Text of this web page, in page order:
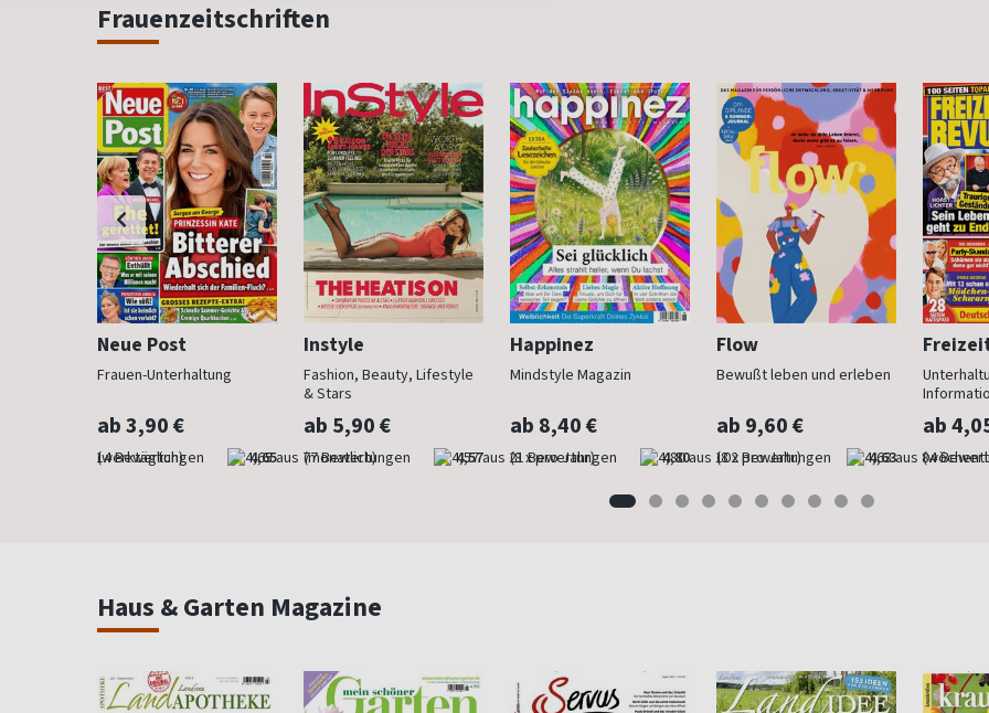
Frauenzeitschriften
Neue Post
Frauen-Unterhaltung
ab 3,90 €
(werktäglich) 4,65
Instyle
Fashion, Beauty, Lifestyle
& Stars
ab 5,90 €
(monatlich) 4,57
Happinez
Mindstyle Magazin
ab 8,40 €
(8 x pro Jahr) 4,80
Flow
Bewußt leben und erleben
ab 9,60 €
(8 x pro Jahr) 4,63
ab
Haus & Garten Magazine